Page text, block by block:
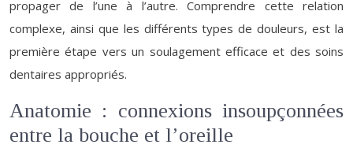
propager de l’une à l’autre. Comprendre cette relation
complexe, ainsi que les différents types de douleurs, est la
première étape vers un soulagement efficace et des soins
dentaires appropriés.
Anatomie : connexions insoupçonnées
entre la bouche et l’oreille